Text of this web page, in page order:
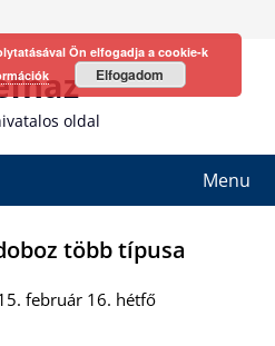
oldal
Menu
több típusa
február 16. hétfő
Ön elfogadja a cookie-k
Elfogadom